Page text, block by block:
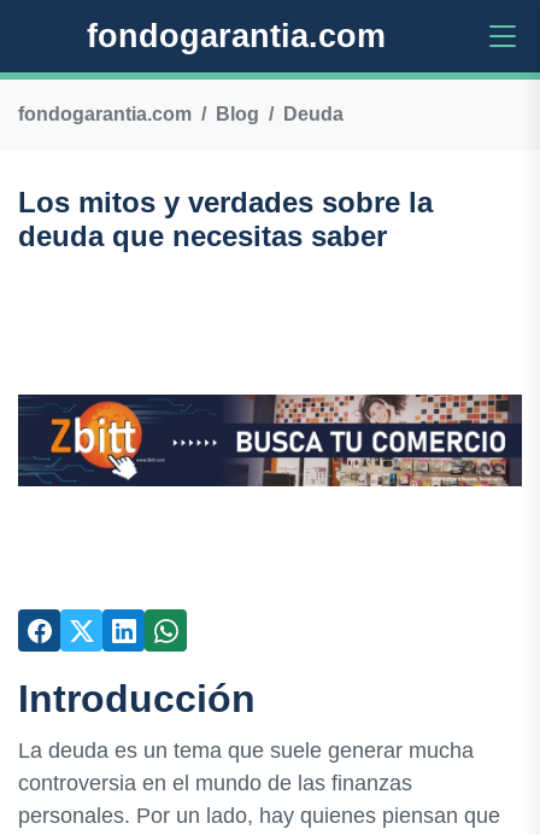
fondogarantia.com
fondogarantia.com Blog Deuda
Los mitos y verdades sobre la
deuda que necesitas saber
Introducción
La deuda es un tema que suele generar mucha
controversia en el mundo de las finanzas
personales. Por un lado, hay quienes piensan que